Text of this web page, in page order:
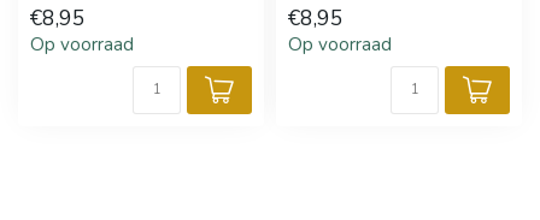
€8,95
Op voorraad
€8,95
Op voorraad